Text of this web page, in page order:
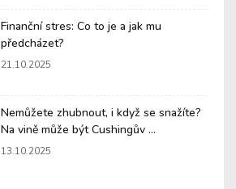
Finanční stres: Co to je a jak mu
předcházet?
21.10.2025
Nemůžete zhubnout, i když se snažíte?
Na vině může být Cushingův ...
13.10.2025